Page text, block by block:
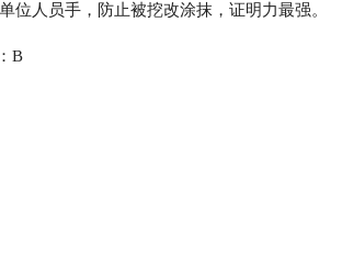
位人员手，防止被挖改涂抹，证明力最强。
B